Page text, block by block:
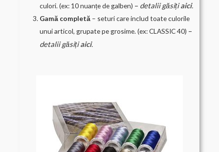
culori. (ex: 10 nuanțe de galben) – detaliigăsiți aici.
Gamă completă – seturi care includ toate culorile
unui articol, grupate pe grosime. (ex: CLASSIC 40) –
detaliigăsiți aici.